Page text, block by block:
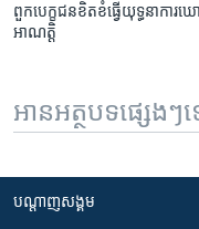
ពួក​បេក្ខជន​​ខិត​ខំ​​ធ្វើ​យុទ្ធនាកា
អាណត្តិ
អានអត្ថបទផ្សេងៗ
បណ្តាញ​សង្គម